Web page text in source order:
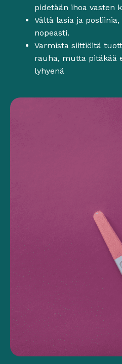
pidetään ihoa vasten
Vältä lasia ja
nopeasti.
Varmista siittiöitä
rauha, mutta pitäkää
lyhyenä